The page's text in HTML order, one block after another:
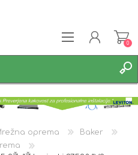
0
oprema
Baker